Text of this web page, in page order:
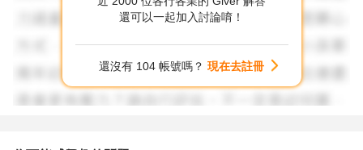
願意給你機會去學新的工作內容,這是好的現象. 另外你在一
2. 管理職本來就不多,如果希望晉升管理職, 除了靠職務輪調
差,增加工作的多樣性都是可以試試看的.
還可以一起加入討論唷！
還沒有 104 帳號嗎？ 現在去註冊